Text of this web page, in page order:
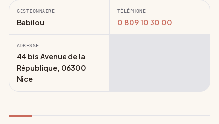
GESTIONNAIRE
Babilou
TÉLÉPHONE
0 809 10 30 00
ADRESSE
44 bis Avenue de la
République, 06300
Nice